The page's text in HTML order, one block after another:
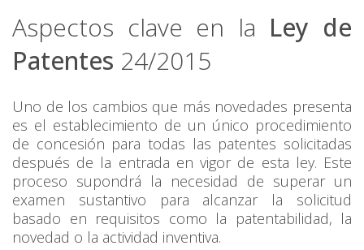
Aspectos clave en la Ley de
Patentes 24/2015
Uno de los cambios que más novedades presenta
es el establecimiento de un único procedimiento
de concesión para todas las patentes solicitadas
después de la entrada en vigor de esta ley. Este
proceso supondrá la necesidad de superar un
examen sustantivo para alcanzar la solicitud
basado en requisitos como la patentabilidad, la
novedad o la actividad inventiva.